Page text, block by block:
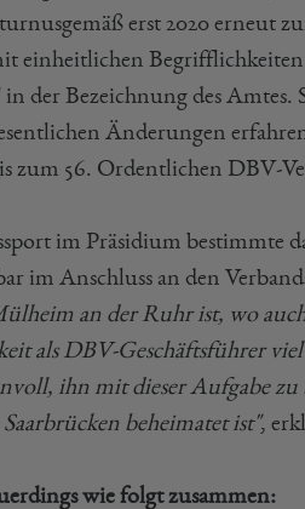
erst 2020 erneut
einheitlichen
der Bezeichnung des
Änderungen
zum 56. Ordentlichen DBV-
im Präsidium bestimmte
im Anschluss an den
an der Ruhr ist, wo
als DBV-Geschäftsführer
ihn mit dieser Aufgabe
beheimatet ist",
wie folgt zusammen: